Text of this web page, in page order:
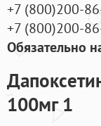
+7 (800)200-
+7 (800)200-
Обязательно
100мг 1